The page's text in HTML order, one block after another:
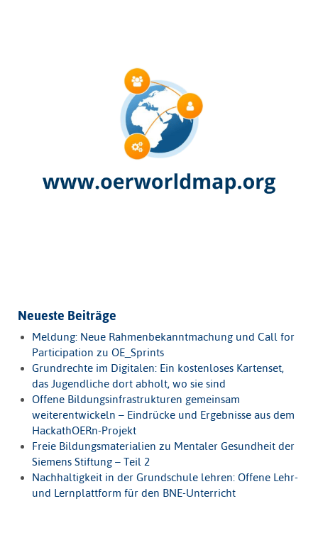
Neueste Beiträge
Meldung: Neue Rahmenbekanntmachung und Call for
Participation zu OE_Sprints
Grundrechte im Digitalen: Ein kostenloses Kartenset,
das Jugendliche dort abholt, wo sie sind
Offene Bildungsinfrastrukturen gemeinsam
weiterentwickeln – Eindrücke und Ergebnisse aus dem
HackathOERn-Projekt
Freie Bildungsmaterialien zu Mentaler Gesundheit der
Siemens Stiftung – Teil 2
Nachhaltigkeit in der Grundschule lehren: Offene Lehr-
und Lernplattform für den BNE-Unterricht